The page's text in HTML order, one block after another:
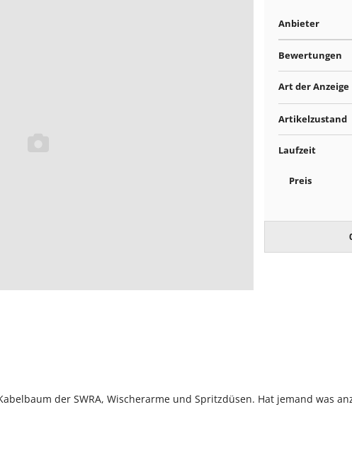
Anbieter
Bewertungen
Art der Anzeige
Artikelzustand
Laufzeit
Preis
der SWRA, Wischerarme und Spritzdüsen. Hat jemand was